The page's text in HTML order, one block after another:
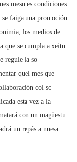
mesmes condiciones
se faiga una promoción
los medios de
que se cumpla a xeitu
regule la so
quel mes que
col so
esta vez a la
con un magüestu
un repás a nuesa